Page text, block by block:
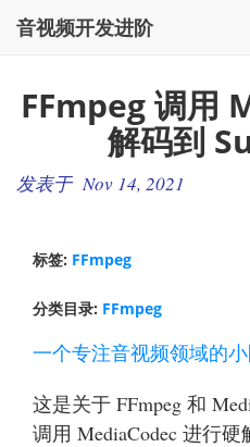
音视频开发进阶
FFmpeg 调用
解码到
发表于 Nov 14, 2021
标签: FFmpeg
分类目录: FFmpeg
一个专注音视频领域的
这是关于 FFmpeg 和
调用 MediaCodec 进行硬